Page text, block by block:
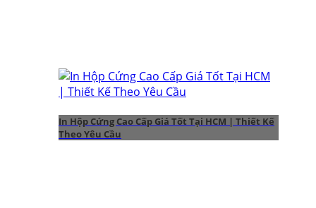
In Hộp Cứng Cao Cấp Giá Tốt Tại HCM | Thiết Kế
Theo Yêu Cầu